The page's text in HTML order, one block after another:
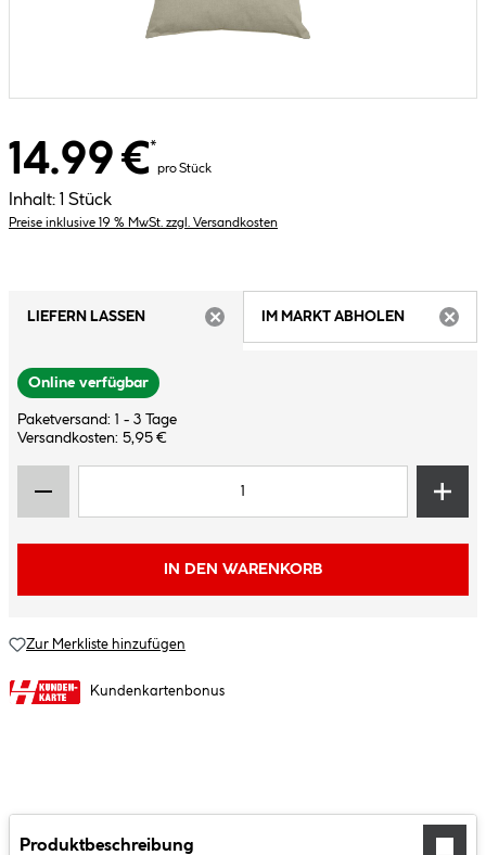
14.99 €*
pro Stück
Inhalt: 1 Stück
Preise inklusive 19 % MwSt. zzgl. Versandkosten
LIEFERN LASSEN
IM MARKT ABHOLEN
Online verfügbar
Paketversand: 1 - 3 Tage
Versandkosten: 5,95 €
IN DEN WARENKORB
Zur Merkliste hinzufügen
Kundenkartenbonus
Produktbeschreibung